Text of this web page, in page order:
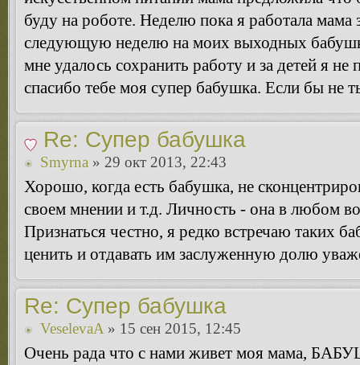
буду на роботе. Неделю пока я работала мама
следующую неделю на моих выходных
мне удалось сохранить работу и за детей я
спасибо тебе моя супер бабушка. Если бы не
Re: Супер бабушка
Smyrna » 29 окт 2013, 22:43
Хорошо, когда есть бабушка, не
своем мнении и т.д. Личность - она в любом
Признаться честно, я редко встречаю таких
ценить и отдавать им заслуженную долю
Re: Супер бабушка
VeselevaA » 15 сен 2015, 12:45
Очень рада что с нами живет моя мама,